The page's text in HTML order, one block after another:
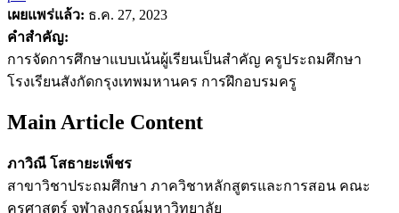
เผยแพร่แล้ว: ธ.ค. 27, 2023
คำสำคัญ:
การจัดการศึกษาแบบเน้นผู้เรียนเป็นสำคัญ ครูประถมศึกษา
โรงเรียนสังกัดกรุงเทพมหานคร การฝึกอบรมครู
Main Article Content
ภาวิณี โสธายะเพ็ชร
สาขาวิชาประถมศึกษา ภาควิชาหลักสูตรและการสอน คณะ
ครุศาสตร์ จุฬาลงกรณ์มหาวิทยาลัย